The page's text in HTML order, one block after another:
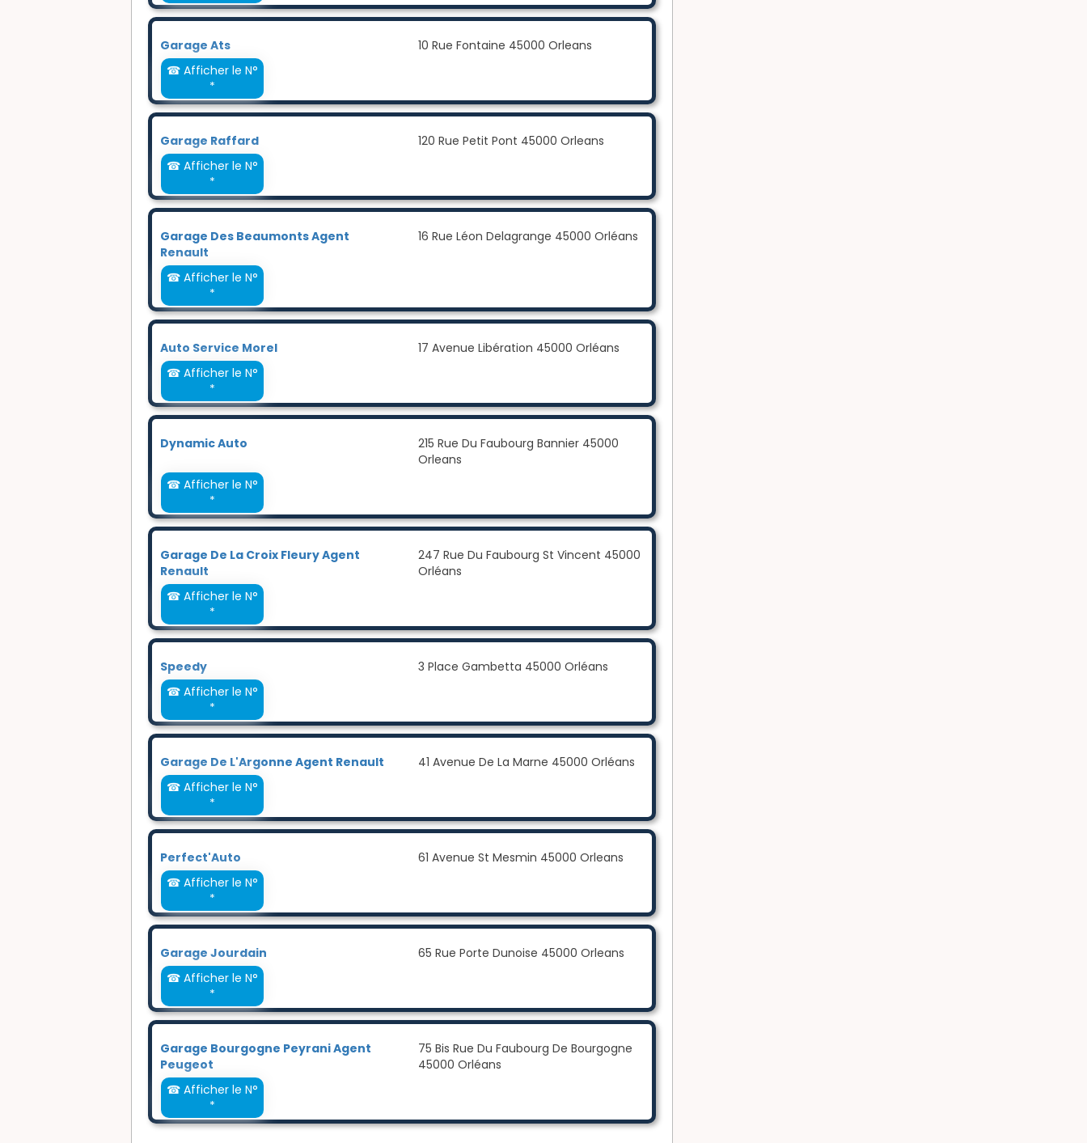
Garage Ats
10 Rue Fontaine 45000 Orleans
☎ Afficher le N°
*
Garage Raffard
120 Rue Petit Pont 45000 Orleans
☎ Afficher le N°
*
Garage Des Beaumonts Agent
Renault
16 Rue Léon Delagrange 45000 Orléans
☎ Afficher le N°
*
Auto Service Morel
17 Avenue Libération 45000 Orléans
☎ Afficher le N°
*
Dynamic Auto
215 Rue Du Faubourg Bannier 45000
Orleans
☎ Afficher le N°
*
Garage De La Croix Fleury Agent
Renault
247 Rue Du Faubourg St Vincent 45000
Orléans
☎ Afficher le N°
*
Speedy
3 Place Gambetta 45000 Orléans
☎ Afficher le N°
*
Garage De L'Argonne Agent Renault
41 Avenue De La Marne 45000 Orléans
☎ Afficher le N°
*
Perfect'Auto
61 Avenue St Mesmin 45000 Orleans
☎ Afficher le N°
*
Garage Jourdain
65 Rue Porte Dunoise 45000 Orleans
☎ Afficher le N°
*
Garage Bourgogne Peyrani Agent
Peugeot
75 Bis Rue Du Faubourg De Bourgogne
45000 Orléans
☎ Afficher le N°
*